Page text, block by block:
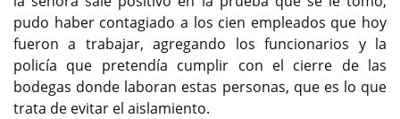
pudo haber contagiado a los cien empleados que hoy
fueron a trabajar, agregando los funcionarios y la
policía que pretendía cumplir con el cierre de las
bodegas donde laboran estas personas, que es lo que
trata de evitar el aislamiento.